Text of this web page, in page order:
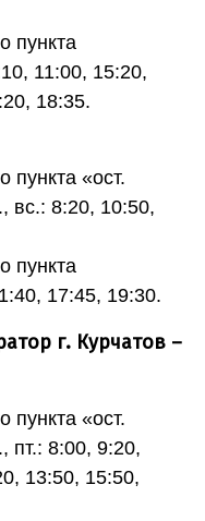
пункта
11:00, 15:20,
18:35.
пункта «ост.
вс.: 8:20, 10:50,
пункта
17:45, 19:30.
г. Курчатов –
пункта «ост.
пт.: 8:00, 9:20,
13:50, 15:50,